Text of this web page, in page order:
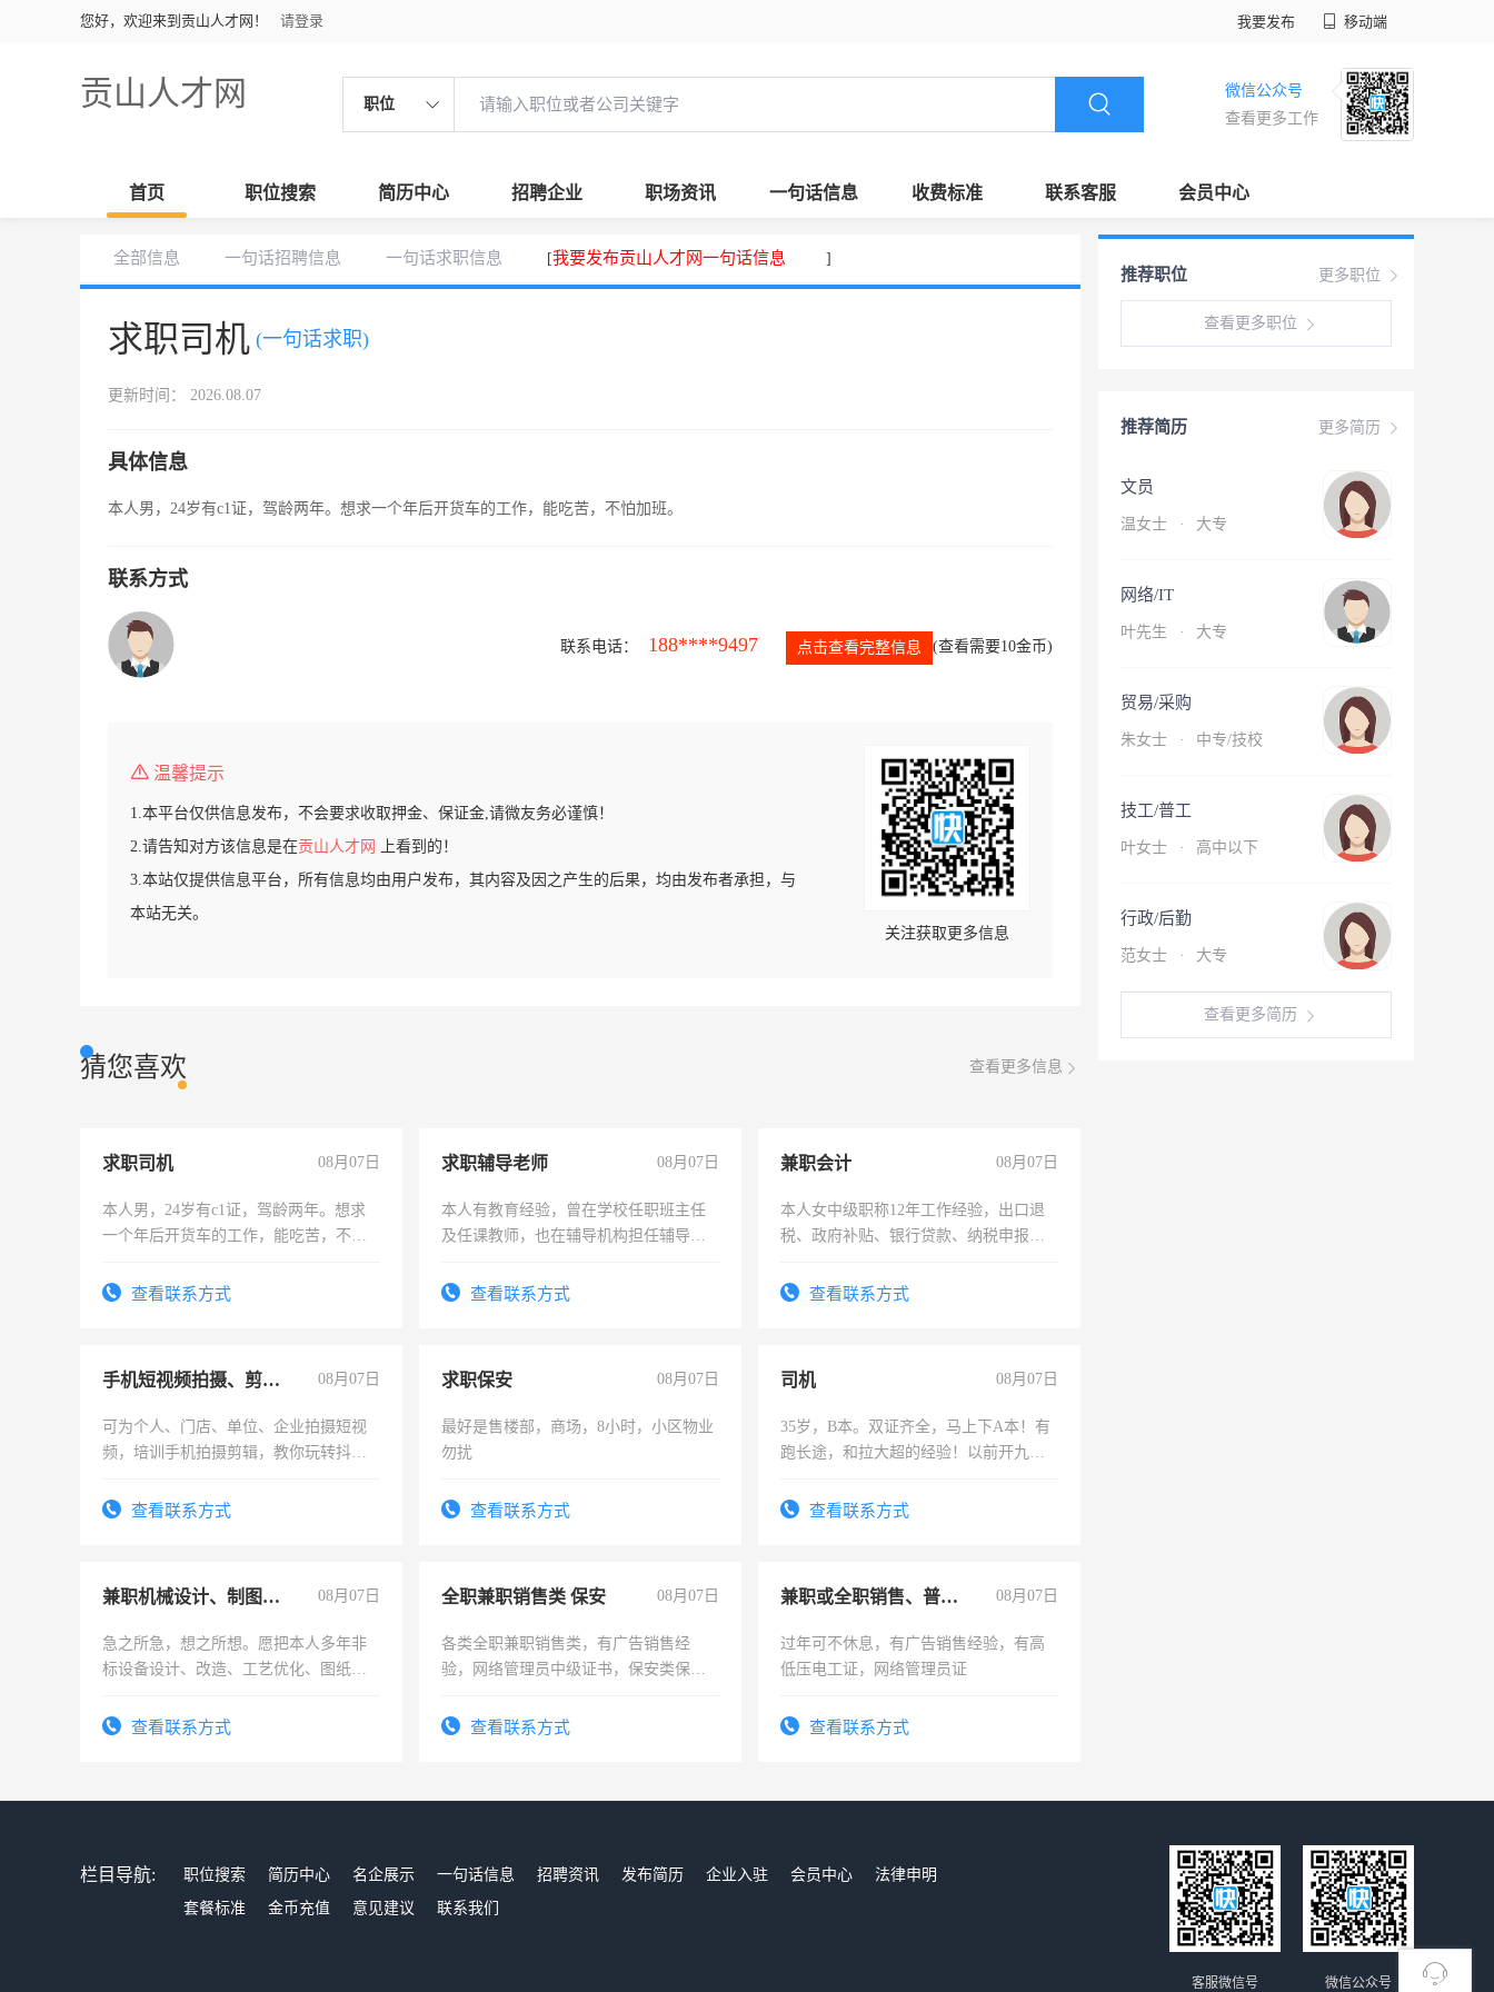
您好，欢迎来到贡山人才网！ 请登录 我要发布 移动端
贡山人才网 职位
微信公众号
查看更多工作
首页 职位搜索 简历中心 招聘企业 职场资讯 一句话信息 收费标准 联系客服 会员中心
全部信息 一句话招聘信息 一句话求职信息 [我要发布贡山人才网一句话信息 ]
求职司机 (一句话求职)
更新时间： 2026.08.07
具体信息
本人男，24岁有c1证，驾龄两年。想求一个年后开货车的工作，能吃苦，不怕加班。
联系方式
联系电话： 188****9497 点击查看完整信息 (查看需要10金币)
温馨提示
1.本平台仅供信息发布，不会要求收取押金、保证金,请微友务必谨慎！
2.请告知对方该信息是在贡山人才网
上看到的！
3.本站仅提供信息平台，所有信息均由用户发布，其内容及因之产生的后果，均由发布者承担，与
本站无关。
关注获取更多信息
猜您喜欢 查看更多信息
求职司机 08月07日
本人男，24岁有c1证，驾龄两年。想求
一个年后开货车的工作，能吃苦，不怕
查看联系方式
求职辅导老师 08月07日
本人有教育经验，曾在学校任职班主任
及任课教师，也在辅导机构担任辅导教
查看联系方式
兼职会计 08月07日
本人女中级职称12年工作经验，出口退
税、政府补贴、银行贷款、纳税申报、
务，财务咨询等业务。欲求兼职会计工
查看联系方式
手机短视频拍摄、剪辑、抖音快手 08月07日
可为个人、门店、单位、企业拍摄短视
频，培训手机拍摄剪辑，教你玩转抖音
频，培训手机拍摄剪辑，教你玩转抖
查看联系方式
求职保安 08月07日
最好是售楼部，商场，8小时，小区物业
勿扰
查看联系方式
司机 08月07日
35岁，B本。双证齐全，马上下A本！有
跑长途，和拉大超的经验！以前开九米
查看联系方式
兼职机械设计、制图、设备改造 08月07日
急之所急，想之所想。愿把本人多年非
标设备设计、改造、工艺优化、图纸制
结识有识之士，共享未来。
查看联系方式
全职兼职销售类 保安 08月07日
各类全职兼职销售类，有广告销售经
验，网络管理员中级证书，保安类保安
有高低压电工证和十几年工作经验
查看联系方式
兼职或全职销售、普工、维修 08月07日
过年可不休息，有广告销售经验，有高
低压电工证，网络管理员证
查看联系方式
更多职位
推荐职位
查看更多职位
更多简历
推荐简历
文员
温女士 · 大专
网络/IT
叶先生 · 大专
贸易/采购
朱女士 · 中专/技校
技工/普工
叶女士 · 高中以下
行政/后勤
范女士 · 大专
查看更多简历
栏目导航: 职位搜索 简历中心 名企展示 一句话信息 招聘资讯 发布简历 企业入驻 会员中心
法律申明
套餐标准
金币充值 意见建议 联系我们
微信公众号
客服微信号